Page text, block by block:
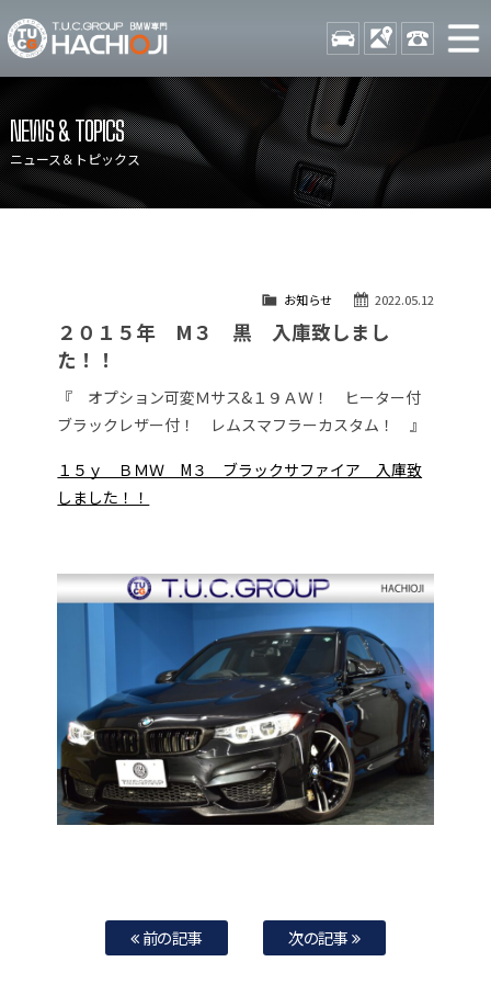
TUCグループ BMW専門 八
STOCK ACCESS 042-
在庫リスト
目玉車両一覧
店舗紹介
保証＆サービス
アクセスマップ
自動車保険
TUCとは？
納車blog
スタッフblog
会社概要
NEWS & TOPICS
ニュース＆トピックス
2022.05.12
お知らせ
２０１５年 M３ 黒 入庫致しまし
た！！
『 オプション可変Ｍサス&１９ＡＷ！ ヒーター付
ブラックレザー付！ レムスマフラーカスタム！ 』
１５ｙ ＢＭＷ M３ ブラックサファイア 入庫致
しました！！
前の記事 次の記事